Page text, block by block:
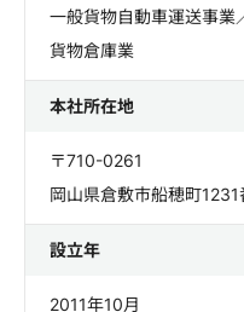
一般貨物自動車運送事業
貨物倉庫業
本社所在地
〒710-0261
岡山県倉敷市船穂町1231
設立年
2011年10月